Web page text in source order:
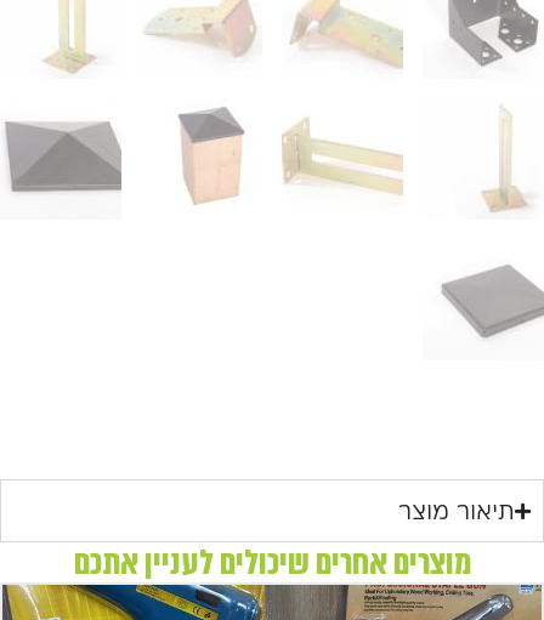
תיאור מוצר
מוצרים אחרים שיכולים לעניין אתכם